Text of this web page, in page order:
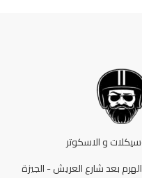
و الاسكوتر
بعد شارع العريش - الجيزة